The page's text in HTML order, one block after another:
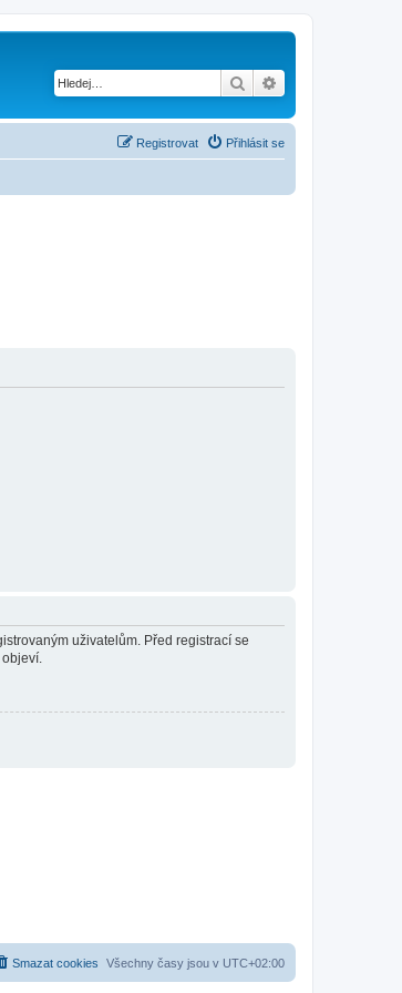
Hledat
Přihlásit se
Registrovat
uživatelům. Před registrací se
objeví.
Všechny časy jsou v UTC+02:00
Smazat cookies